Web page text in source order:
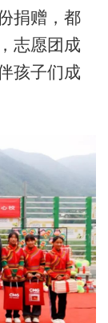
捐赠，都
志愿团成
孩子们成